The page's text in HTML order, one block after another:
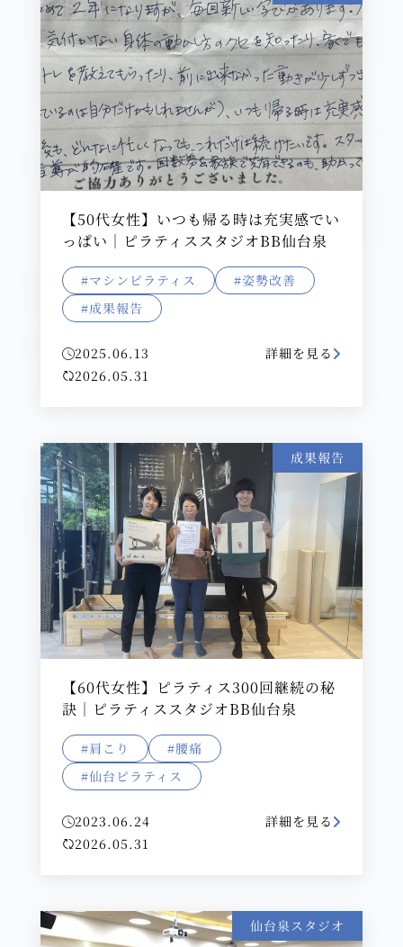
【50代女性】いつも帰る時は充実感でい
っぱい｜ピラティススタジオBB仙台泉
#マシンピラティス
#姿勢改善
#成果報告
2025.06.13
2026.05.31
詳細を見る
成果報告
【60代女性】ピラティス300回継続の秘
訣｜ピラティススタジオBB仙台泉
#肩こり
#腰痛
#仙台ピラティス
2023.06.24
2026.05.31
詳細を見る
仙台泉スタジオ